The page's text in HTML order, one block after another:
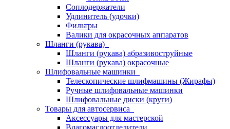
Соплодержатели
Удлинитель (удочки)
Фильтры
Валики для окрасочных аппаратов
Шланги (рукава)
Шланги (рукава) абразивоструйные
Шланги (рукава) окрасочные
Шлифовальные машинки
Телескопические шлифмашины (Жирафы)
Ручные шлифовальные машинки
Шлифовальные диски (круги)
Товары для автосервиса
Аксессуары для мастерской
Влагомаслоотделители